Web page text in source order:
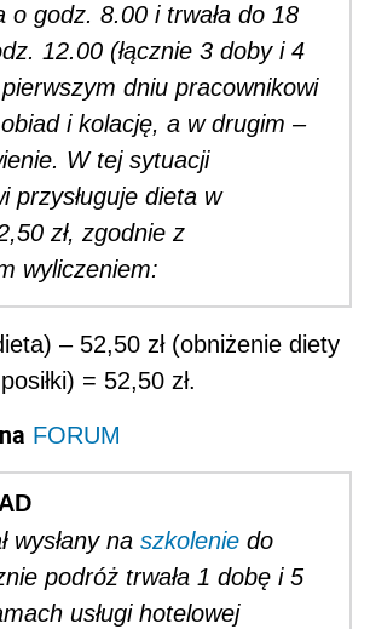
o godz. 8.00 i trwała do 18
12.00 (łącznie 3 doby i 4
dniu pracownikowi
i kolację, a w drugim –
W tej sytuacji
przysługuje dieta w
zł, zgodnie z
wyliczeniem:
– 52,50 zł (obniżenie diety
= 52,50 zł.
FORUM
wysłany na szkolenie do
podróż trwała 1 dobę i 5
usługi hotelowej